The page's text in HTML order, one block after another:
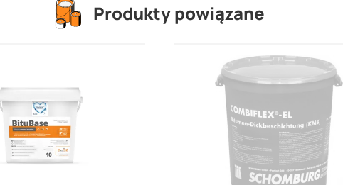
Produkty powiązane